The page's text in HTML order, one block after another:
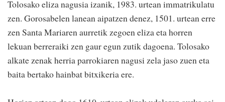
Tolosako eliza nagusia izanik, 1983. urtean immatrikulatu
zen. Gorosabelen lanean aipatzen denez, 1501. urtean erre
zen Santa Mariaren aurretik zegoen eliza eta horren
lekuan berreraiki zen gaur egun zutik dagoena. Tolosako
alkate zenak herria parrokiaren nagusi zela jaso zuen eta
baita bertako hainbat bitxikeria ere.